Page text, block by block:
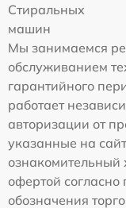
Стиральных
машин
Мы занимаемся
обслуживанием
гарантийного
работает
авторизации от
указанные на
ознакомительный
офертой
обозначения